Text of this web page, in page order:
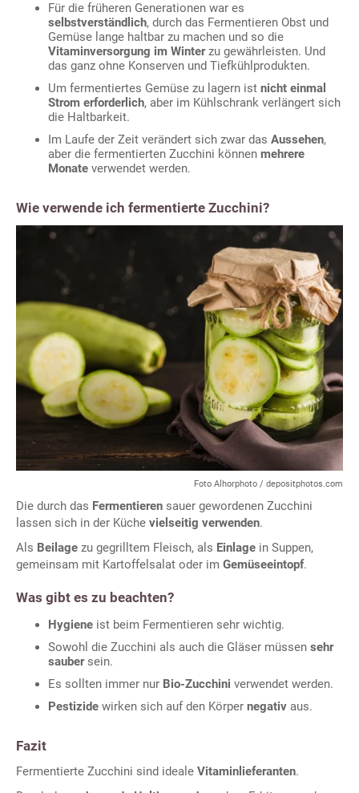
Für die früheren Generationen war es
selbstverständlich, durch das Fermentieren Obst und
Gemüse lange haltbar zu machen und so die
Vitaminversorgung im Winterzu gewährleisten. Und
das ganz ohne Konserven und Tiefkühlprodukten.
Um fermentiertes Gemüse zu lagern ist nicht einmal
Strom erforderlich, aber im Kühlschrank verlängert sich
die Haltbarkeit.
Im Laufe der Zeit verändert sich zwar das Aussehen,
aber die fermentierten Zucchini können mehrere
Monate verwendet werden.
Wie verwende ich fermentierte Zucchini?
Foto Alhorphoto / depositphotos.com
Die durch das Fermentieren sauer gewordenen Zucchini
lassen sich in der Küche vielseitig verwenden.
Als Beilage zu gegrilltem Fleisch, als Einlage in Suppen,
gemeinsam mit Kartoffelsalat oder im Gemüseeintopf.
Was gibt es zu beachten?
Hygiene ist beim Fermentieren sehr wichtig.
Sowohl die Zucchini als auch die Gläser müssen sehr
saubersein.
Es sollten immer nur Bio-Zucchini verwendet werden.
Pestizide wirken sich auf den Körper negativ aus.
Fazit
Fermentierte Zucchini sind ideale Vitaminlieferanten.